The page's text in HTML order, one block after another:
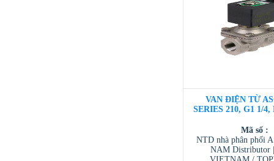
VAN ĐIỆN TỪ
SERIES 210, G1 1/
Mã số :
NTD nhà phân phối
NAM Distributor